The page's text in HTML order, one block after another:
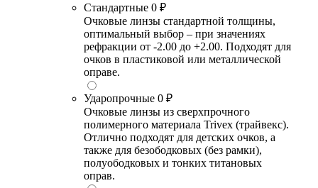
Стандартные 0 ₽
Очковые линзы стандартной толщины,
оптимальный выбор – при значениях
рефракции от -2.00 до +2.00. Подходят для
очков в пластиковой или металлической
оправе.
Ударопрочные 0 ₽
Очковые линзы из сверхпрочного
полимерного материала Trivex (трайвекс).
Отлично подходят для детских очков, а
также для безободковых (без рамки),
полуободковых и тонких титановых
оправ.